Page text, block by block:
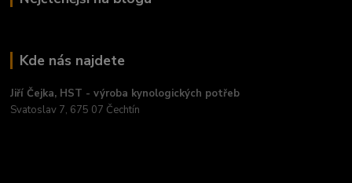
Kde nás najdete
Jiří Čejka, HST - výroba kynologických potřeb
Svatoslav 7, 675 07 Čechtín